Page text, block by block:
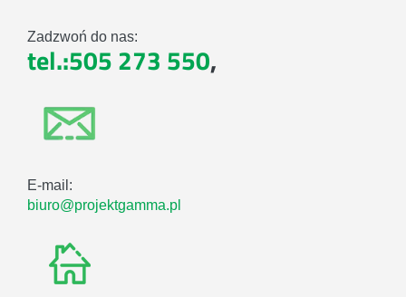
Zadzwoń do nas:
tel.:505 273 550,
E-mail:
biuro@projektgamma.pl